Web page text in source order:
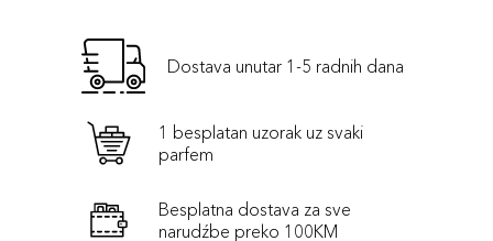
Dostava unutar 1-5 radnih dana
1 besplatan uzorak uz svaki
parfem
Besplatna dostava za sve
narudźbe preko 100KM